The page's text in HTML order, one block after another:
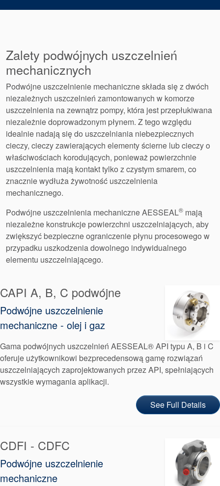
Systemy
wspomagające
uszczelnienia
Certyfikaty i standardy
Kontakt
Zalety podwójnych uszczelnień
mechanicznych
Podwójne uszczelnienie mechaniczne składa się z dwóch
niezależnych uszczelnień zamontowanych w komorze
uszczelnienia na zewnątrz pompy, która jest przepłukiwana
niezależnie doprowadzonym płynem. Z tego względu ​​
idealnie nadają się do uszczelniania niebezpiecznych
cieczy, cieczy zawierających elementy ścierne lub cieczy o
właściwościach korodujących, ponieważ powierzchnie
uszczelnienia mają kontakt tylko z czystym smarem, co
znacznie wydłuża żywotność uszczelnienia
mechanicznego.
Podwójne uszczelnienia mechaniczne AESSEAL® mają
niezależne konstrukcje powierzchni uszczelniających, aby
zwiększyć bezpieczne ograniczenie płynu procesowego w
przypadku uszkodzenia dowolnego indywidualnego
elementu uszczelniającego.
CAPI A, B, C podwójne
Podwójne uszczelnienie
mechaniczne - olej i gaz
Gama podwójnych uszczelnień AESSEAL® API typu A, B i C
oferuje użytkownikowi bezprecedensową gamę rozwiązań
uszczelniających zaprojektowanych przez API, spełniających
wszystkie wymagania aplikacji.
See Full Details
CDFI - CDFC
Podwójne uszczelnienie
mechaniczne